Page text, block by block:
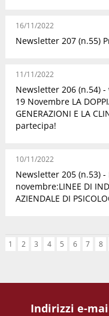
16/11/2022
Newsletter 207 (n.55)
11/11/2022
Newsletter 206 (n.54)
19 Novembre LA
GENERAZIONI E LA
partecipa!
10/11/2022
Newsletter 205 (n.53)
novembre:LINEE DI
AZIENDALE DI
1 2 3 4 5 6 7 8
Indirizzi e-